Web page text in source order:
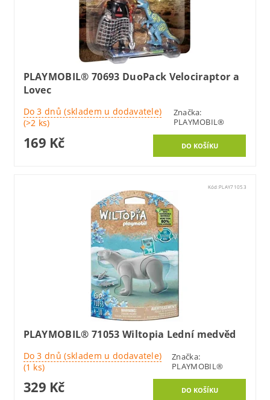
PLAYMOBIL® 70693 DuoPack Velociraptor a
Lovec
Do 3 dnů (skladem u dodavatele)
(>2 ks)
Značka:
PLAYMOBIL®
169 Kč
Kód:PLAY71053
PLAYMOBIL® 71053 Wiltopia Lední medvěd
Do 3 dnů (skladem u dodavatele)
(1 ks)
Značka:
PLAYMOBIL®
329 Kč